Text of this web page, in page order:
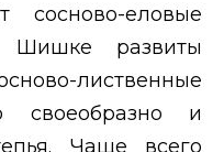
сосново-еловые
развиты
лиственные
своеобразно и
Чаще всего